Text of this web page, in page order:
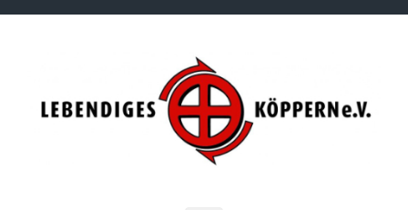
Zum Hauptinhalt springen